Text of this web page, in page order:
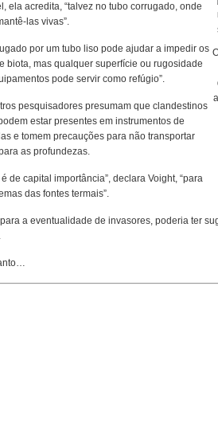
ela acredita, “talvez no tubo corrugado, onde
las vivas”.
por um tubo liso pode ajudar a impedir os
biota, mas qualquer superfície ou rugosidade
pode servir como refúgio”.
pesquisadores presumam que clandestinos
estar presentes em instrumentos de
e tomem precauções para não transportar
as profundezas.
de capital importância”, declara Voight, “para
das fontes termais”.
a eventualidade de invasores, poderia ter